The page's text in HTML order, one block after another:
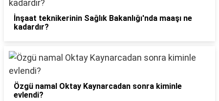
İnşaat teknikerinin Sağlık Bakanlığı'nda maaşı ne
kadardır?
Özgü namal Oktay Kaynarcadan sonra kiminle
evlendi?